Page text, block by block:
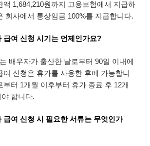
액 1,684,210원까지 고용보험에서 지급하
회사에서 통상임금 100%를 지급합니다.
급여 신청 시기는 언제인가요?
배우자가 출산한 날로부터 90일 이내에
여 신청은 휴가를 사용한 후에 가능합니
부터 1개월 이후부터 휴가 종료 후 12개
합니다.
급여 신청 시 필요한 서류는 무엇인가